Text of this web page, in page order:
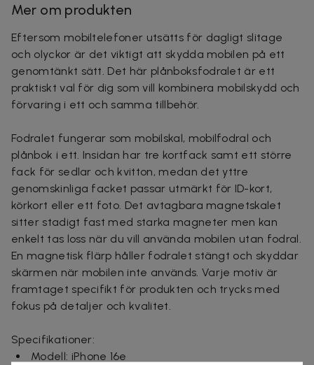
Mer om produkten
Eftersom mobiltelefoner utsätts för dagligt slitage
och olyckor är det viktigt att skydda mobilen på ett
genomtänkt sätt. Det här plånboksfodralet är ett
praktiskt val för dig som vill kombinera mobilskydd och
förvaring i ett och samma tillbehör.
Fodralet fungerar som mobilskal, mobilfodral och
plånbok i ett. Insidan har tre kortfack samt ett större
fack för sedlar och kvitton, medan det yttre
genomskinliga facket passar utmärkt för ID-kort,
körkort eller ett foto. Det avtagbara magnetskalet
sitter stadigt fast med starka magneter men kan
enkelt tas loss när du vill använda mobilen utan fodral.
En magnetisk flärp håller fodralet stängt och skyddar
skärmen när mobilen inte används. Varje motiv är
framtaget specifikt för produkten och trycks med
fokus på detaljer och kvalitet.
Specifikationer:
Modell: iPhone 16e